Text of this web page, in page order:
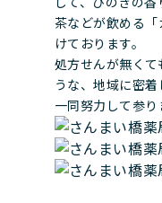
茶などが飲める
けております。
処方せんが無く
うな、地域に密
一同努力して参り